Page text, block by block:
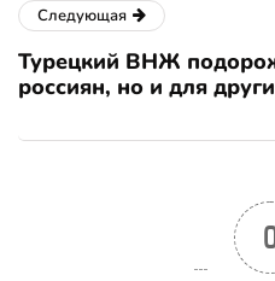
Следующая
Турецкий ВНЖ
россиян, но и для